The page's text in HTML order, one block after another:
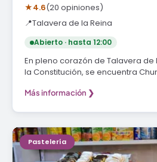
★4.6(20 opiniones)
📍Talavera de la Reina
Abierto · hasta 12:00
En pleno corazón de Talavera de
la Constitución, se encuentra
Más información ❯
Pastelería